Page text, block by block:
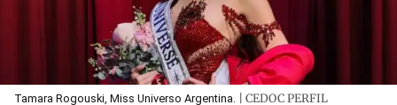
Tamara Rogouski, Miss Universo Argentina. | CEDOC PERFIL